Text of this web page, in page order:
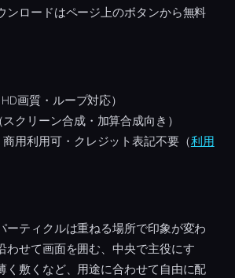
ンロードはページ上のボタンから無料
画質・ループ対応）
クリーン合成・加算合成向き）
用利用可・クレジット表記不要（利用
ーティクルは重ねる場所で印象が変わ
わせて画面を囲む、中央で主役にす
く敷くなど、用途に合わせて自由に配